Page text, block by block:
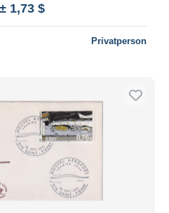
± 1,73 $
Privatperson